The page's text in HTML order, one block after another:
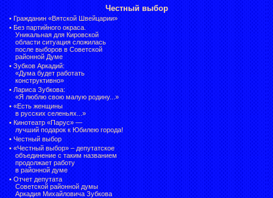
Честный выбор
• Гражданин «Вятской Швейцарии»
• Без партийного окраса.
Уникальная для Кировской
области ситуация сложилась
после выборов в Советской
районной Думе
• Зубков Аркадий:
«Дума будет работать
конструктивно»
• Лариса Зубкова:
«Я люблю свою малую родину...»
• «Есть женщины
в русских селеньях...»
• Кинотеатр «Парус» —
лучший подарок к Юбилею города!
• Честный выбор
• «Честный выбор» – депутатское
объединение с таким названием
продолжает работу
в районной думе
• Отчет депутата
Советской районной думы
Аркадия Михайловича Зубкова